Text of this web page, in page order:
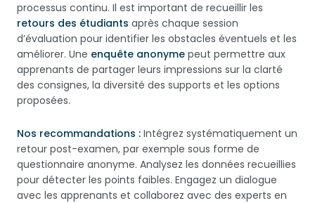
processus continu. Il est important de recueillir les
retours des étudiants après chaque session
d’évaluation pour identifier les obstacles éventuels et les
améliorer. Une enquête anonyme peut permettre aux
apprenants de partager leurs impressions sur la clarté
des consignes, la diversité des supports et les options
proposées.
Nos recommandations : Intégrez systématiquement un
retour post-examen, par exemple sous forme de
questionnaire anonyme. Analysez les données recueillies
pour détecter les points faibles. Engagez un dialogue
avec les apprenants et collaborez avec des experts en